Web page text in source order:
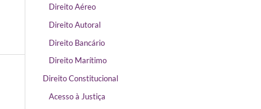
Direito Aéreo
Direito Autoral
Direito Bancário
Direito Marítimo
Direito Constitucional
Acesso à Justiça